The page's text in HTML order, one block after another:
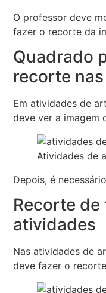
O professor deve
fazer o recorte da
Quadrado
recorte
Em atividades de
deve ver a imagem
Atividades de
Depois, é
Recorte
atividades
Nas atividades de
deve fazer o